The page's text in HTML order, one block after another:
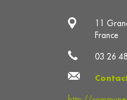
11
France
03 26